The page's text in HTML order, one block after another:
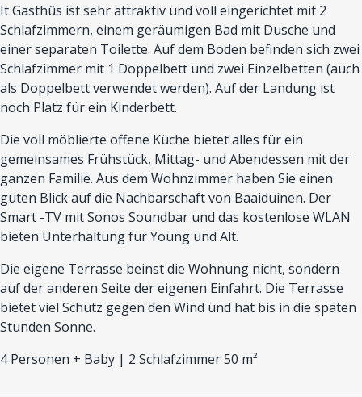
It Gasthûs ist sehr attraktiv und voll eingerichtet mit 2
Schlafzimmern, einem geräumigen Bad mit Dusche und
einer separaten Toilette. Auf dem Boden befinden sich zwei
Schlafzimmer mit 1 Doppelbett und zwei Einzelbetten (auch
als Doppelbett verwendet werden). Auf der Landung ist
noch Platz für ein Kinderbett.
Die voll möblierte offene Küche bietet alles für ein
gemeinsames Frühstück, Mittag- und Abendessen mit der
ganzen Familie. Aus dem Wohnzimmer haben Sie einen
guten Blick auf die Nachbarschaft von Baaiduinen. Der
Smart -TV mit Sonos Soundbar und das kostenlose WLAN
bieten Unterhaltung für Young und Alt.
Die eigene Terrasse beinst die Wohnung nicht, sondern
auf der anderen Seite der eigenen Einfahrt. Die Terrasse
bietet viel Schutz gegen den Wind und hat bis in die späten
Stunden Sonne.
4 Personen + Baby | 2 Schlafzimmer 50 m²